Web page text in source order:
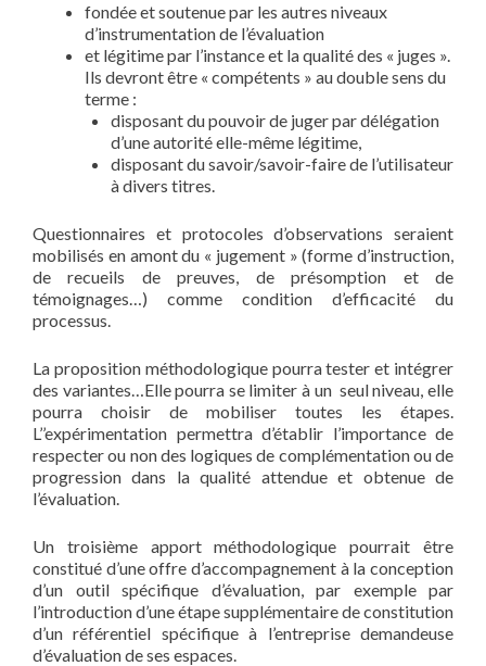
fondée et soutenue par les autres niveaux
d’instrumentation de l’évaluation
et légitime par l’instance et la qualité des « juges ».
Ils devront être « compétents » au double sens du
terme :
disposant du pouvoir de juger par délégation
d’une autorité elle-même légitime,
disposant du savoir/savoir-faire de l’utilisateur
à divers titres.
Questionnaires et protocoles d’observations seraient
mobilisés en amont du « jugement » (forme d’instruction,
de recueils de preuves, de présomption et de
témoignages…) comme condition d’efficacité du
processus.
La proposition méthodologique pourra tester et intégrer
des variantes…Elle pourra se limiter à un seul niveau, elle
pourra choisir de mobiliser toutes les étapes.
L’’expérimentation permettra d’établir l’importance de
respecter ou non des logiques de complémentation ou de
progression dans la qualité attendue et obtenue de
l’évaluation.
Un troisième apport méthodologique pourrait être
constitué d’une offre d’accompagnement à la conception
d’un outil spécifique d’évaluation, par exemple par
l’introduction d’une étape supplémentaire de constitution
d’un référentiel spécifique à l’entreprise demandeuse
d’évaluation de ses espaces.